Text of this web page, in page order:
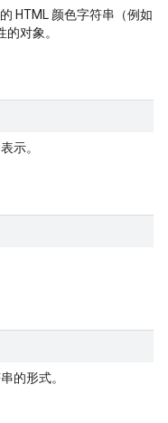
HTML 颜色字符串（例如
对象。
示。
的形式。